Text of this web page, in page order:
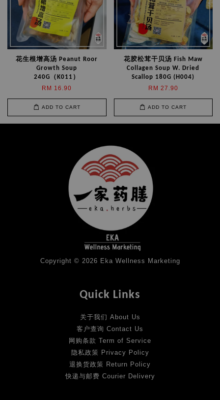
花生根增高汤 Peanut Roor
Growth Soup
240G（K011）
RM 16.90
ADD TO CART
花胶松茸干贝汤 Fish Maw
Collagen Soup W. Dried
Scallop 180G (H004)
RM 27.90
ADD TO CART
Copyright © 2026 Eka Wellness Marketing
Quick Links
关于我们 About Us
客户查询 Contact Us
网购条款 Term of Service
隐私政策 Privacy Policy
退换货政策 Return Policy
快递与邮费 Courier Delivery